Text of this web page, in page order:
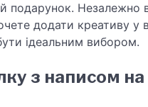
подарунок. Незалежно
додати креативу у
ідеальним вибором.
з написом